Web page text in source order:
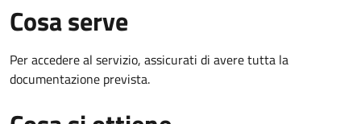
Cosa serve
Per accedere al servizio, assicurati di avere tutta la
documentazione prevista.